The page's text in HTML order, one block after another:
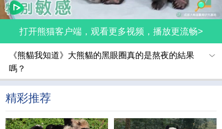
打开熊猫客户端，观看更多视频，播放更流畅>
《熊貓我知道》大熊貓的黑眼圈真的是熬夜的結果
嗎？
精彩推荐